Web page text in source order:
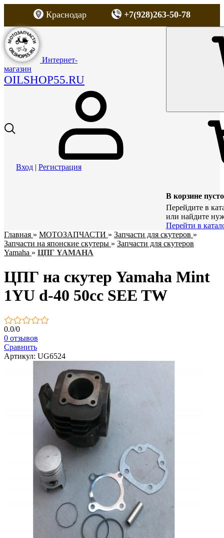
Краснодар +7(928)263-50-78
Интернет-
магазин
OILSHOP55.RU
Вход | Регистрация
В корзине пусто
Перейдите в
или найдите
Перейти в
Главная » МОТОЗАПЧАСТИ » Запчасти для скутеров »
Запчасти на японские скутеры » Запчасти для скутеров
Yamaha » ЦПГ YAMAHA
ЦПГ на скутер Yamaha Mint
1YU d-40 50cc SEE TW
0.0/0
0 отзывов
Сравнить
Артикул: UG6524